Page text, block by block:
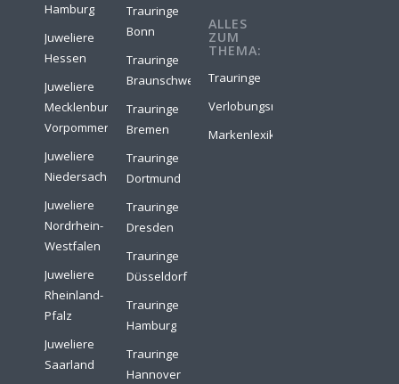
Hamburg
Juweliere
Hessen
Juweliere
Mecklenburg-
Vorpommern
Juweliere
Niedersachsen
Juweliere
Nordrhein-
Westfalen
Juweliere
Rheinland-
Pfalz
Juweliere
Saarland
Trauringe
Bonn
Trauringe
Braunschweig
Trauringe
Bremen
Trauringe
Dortmund
Trauringe
Dresden
Trauringe
Düsseldorf
Trauringe
Hamburg
Trauringe
Hannover
ALLES
ZUM
THEMA:
Trauringe
Verlobungsringe
Markenlexikon